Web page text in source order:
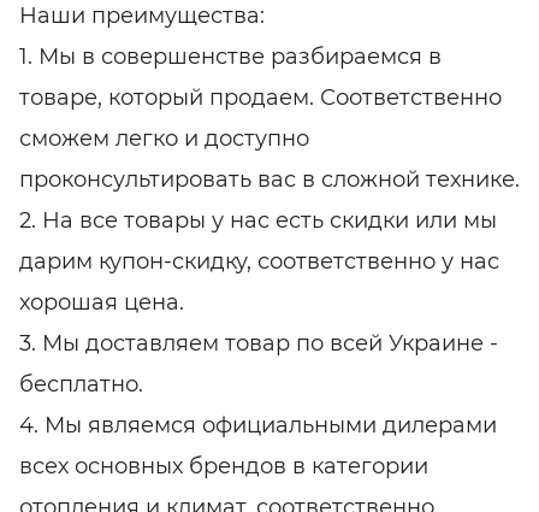
Наши преимущества:
1. Мы в совершенстве разбираемся в
товаре, который продаем. Соответственно
сможем легко и доступно
проконсультировать вас в сложной технике.
2. На все товары у нас есть скидки или мы
дарим купон-скидку, соответственно у нас
хорошая цена.
3. Мы доставляем товар по всей Украине -
бесплатно.
4. Мы являемся официальными дилерами
всех основных брендов в категории